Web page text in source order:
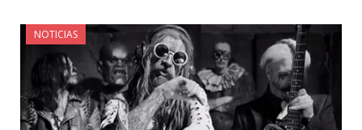
NOTICIAS